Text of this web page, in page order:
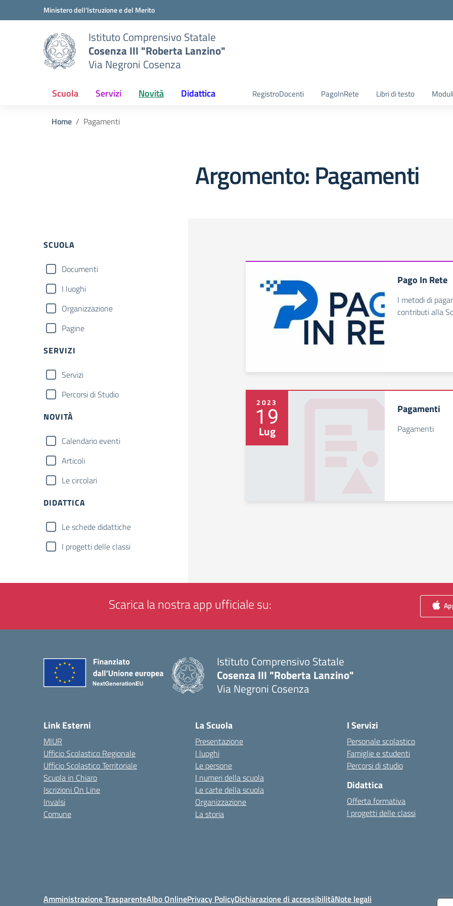
Vai ai contenuti
Vai al menu di navigazioneMinistero dell'Istruzione e del Merito
Istituto Comprensivo Statale
Cosenza III "Roberta Lanzino"
Via Negroni Cosenza
Scuola Servizi Novità Didattica RegistroDocenti PagoInRete Libri di testo
Home Pagamenti
Argomento: Pagamenti
Filtri
SCUOLA
Documenti
I luoghi
Organizzazione
Pagine
SERVIZI
Servizi
Percorsi di Studio
NOVITÀ
Calendario eventi
Articoli
Le circolari
DIDATTICA
Le schede didattiche
I progetti delle classi
Pago In Rete
I metodi di
contributi alla
2023
19
Lug
Pagamenti
Pagamenti
Scarica la nostra app ufficiale su:
Istituto Comprensivo Statale
Cosenza III "Roberta Lanzino"
Via Negroni Cosenza
Link Esterni
MIUR
Ufficio Scolastico Regionale
Ufficio Scolastico Territoriale
Scuola in Chiaro
Iscrizioni On Line
Invalsi
Comune
La Scuola
Presentazione
I luoghi
Le persone
I numeri della scuola
Le carte della scuola
Organizzazione
La storia
I Servizi
Personale scolastico
Famiglie e studenti
Percorsi di studio
Didattica
Offerta formativa
I progetti delle classi
Amministrazione TrasparenteAlbo OnlinePrivacy PolicyDichiarazione di accessibilitàNote legali